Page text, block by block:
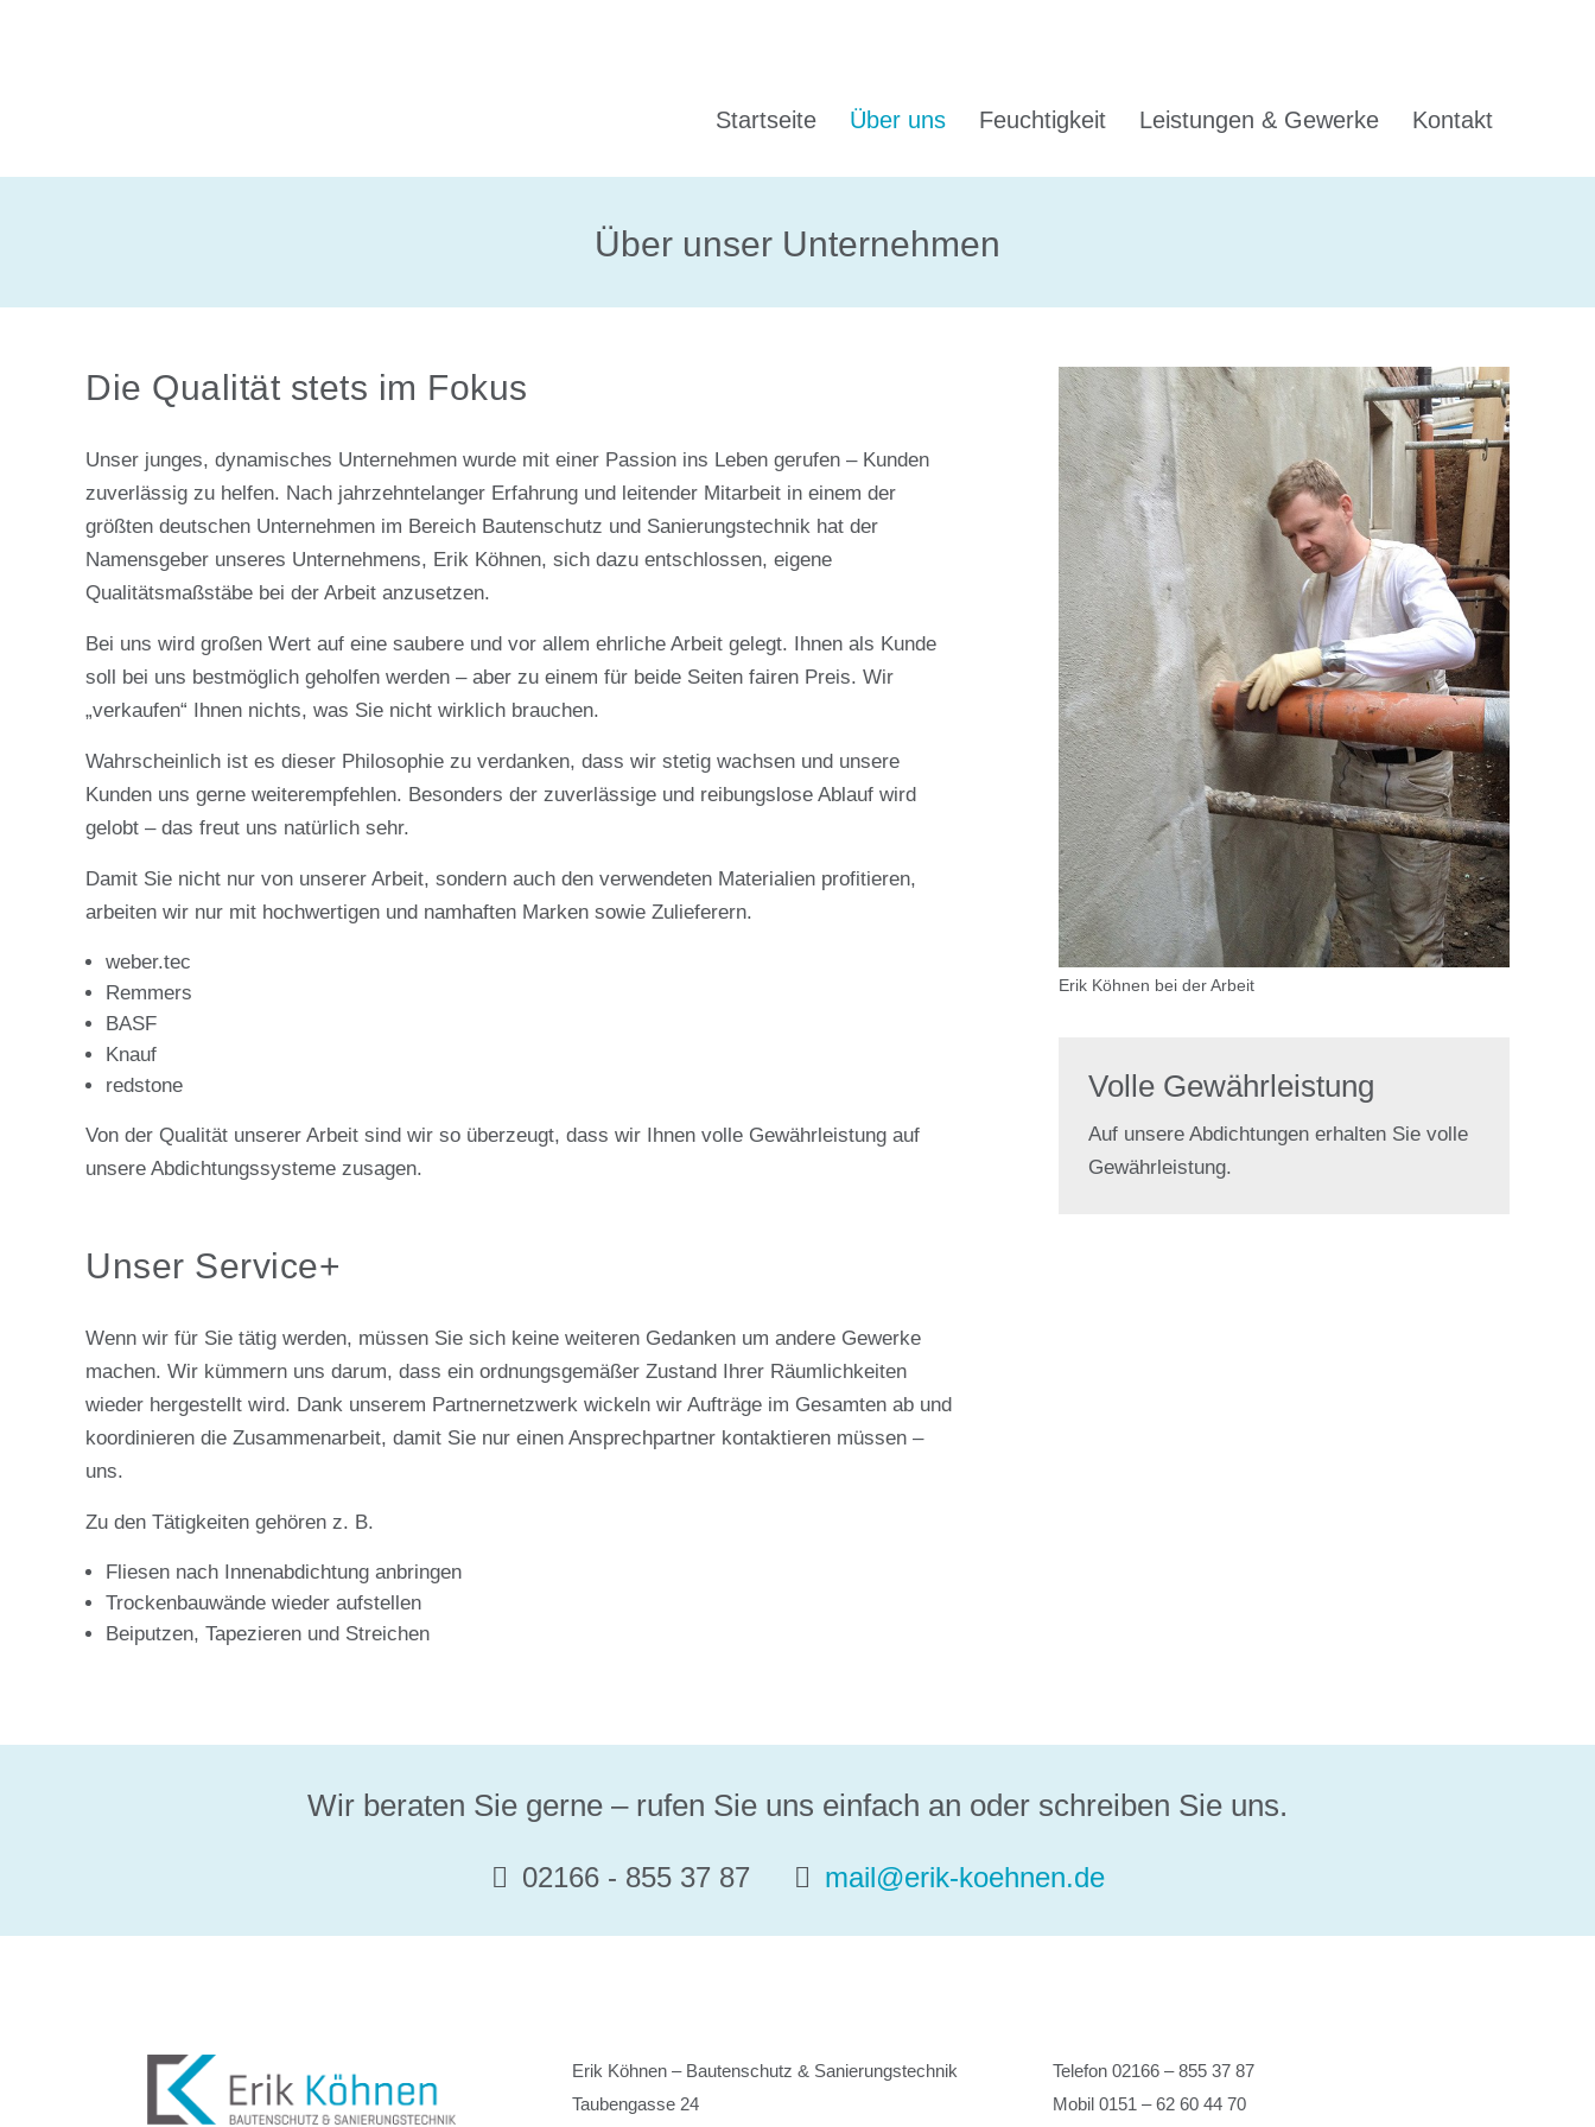
Startseite Über uns Feuchtigkeit Leistungen & Gewerke Kontakt
Über unser Unternehmen
Die Qualität stets im Fokus
Unser junges, dynamisches Unternehmen wurde mit einer Passion ins Leben gerufen – Kunden
zuverlässig zu helfen. Nach jahrzehntelanger Erfahrung und leitender Mitarbeit in einem der
größten deutschen Unternehmen im Bereich Bautenschutz und Sanierungstechnik hat der
Namensgeber unseres Unternehmens, Erik Köhnen, sich dazu entschlossen, eigene
Qualitätsmaßstäbe bei der Arbeit anzusetzen.
Bei uns wird großen Wert auf eine saubere und vor allem ehrliche Arbeit gelegt. Ihnen als Kunde
soll bei uns bestmöglich geholfen werden – aber zu einem für beide Seiten fairen Preis. Wir
„verkaufen“ Ihnen nichts, was Sie nicht wirklich brauchen.
Wahrscheinlich ist es dieser Philosophie zu verdanken, dass wir stetig wachsen und unsere
Kunden uns gerne weiterempfehlen. Besonders der zuverlässige und reibungslose Ablauf wird
gelobt – das freut uns natürlich sehr.
Damit Sie nicht nur von unserer Arbeit, sondern auch den verwendeten Materialien profitieren,
arbeiten wir nur mit hochwertigen und namhaften Marken sowie Zulieferern.
weber.tec
Remmers
BASF
Knauf
redstone
Von der Qualität unserer Arbeit sind wir so überzeugt, dass wir Ihnen volle Gewährleistung auf
unsere Abdichtungssysteme zusagen.
Unser Service+
Wenn wir für Sie tätig werden, müssen Sie sich keine weiteren Gedanken um andere Gewerke
machen. Wir kümmern uns darum, dass ein ordnungsgemäßer Zustand Ihrer Räumlichkeiten
wieder hergestellt wird. Dank unserem Partnernetzwerk wickeln wir Aufträge im Gesamten ab und
koordinieren die Zusammenarbeit, damit Sie nur einen Ansprechpartner kontaktieren müssen –
uns.
Zu den Tätigkeiten gehören z. B.
Fliesen nach Innenabdichtung anbringen
Trockenbauwände wieder aufstellen
Beiputzen, Tapezieren und Streichen
Erik Köhnen bei der Arbeit
Volle Gewährleistung
Auf unsere Abdichtungen erhalten Sie volle
Gewährleistung.
Wir beraten Sie gerne – rufen Sie uns einfach an oder schreiben Sie uns.
02166 - 855 37 87 mail@erik-koehnen.de
Erik Köhnen – Bautenschutz & Sanierungstechnik
Taubengasse 24
Telefon 02166 – 855 37 87
Mobil 0151 – 62 60 44 70